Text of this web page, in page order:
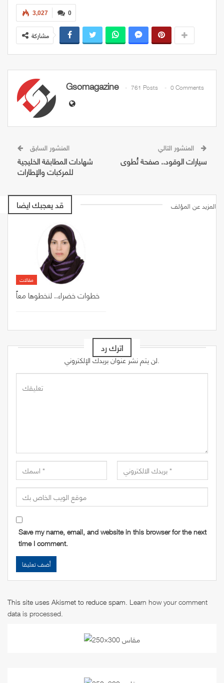
0
3,027
مشاركة
Gsomagazine 761 Posts 0 Comments
المنشور السابق
شهادات المطابقة الخليجية
للمركبات والإطارات
سيارات الوقود.. صفحة تُطوى
قد يعجبك ايضا المزيد عن المؤلف
مقالات
خطوات خضراء.. لنخطوها معاً
اترك رد
لن يتم نشر عنوان بريدك الإلكتروني.
Save my name, email, and website in this browser for the next
time I comment.
This site uses Akismet to reduce spam. Learn how your comment
data is processed.